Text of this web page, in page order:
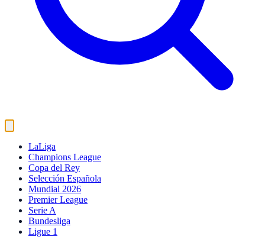
LaLiga
Champions League
Copa del Rey
Selección Española
Mundial 2026
Premier League
Serie A
Bundesliga
Ligue 1